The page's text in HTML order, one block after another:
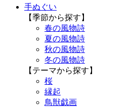
手ぬぐい
【季節から探す】
春の風物詩
夏の風物詩
秋の風物詩
冬の風物詩
【テーマから探す】
桜
縁起
鳥獣戯画